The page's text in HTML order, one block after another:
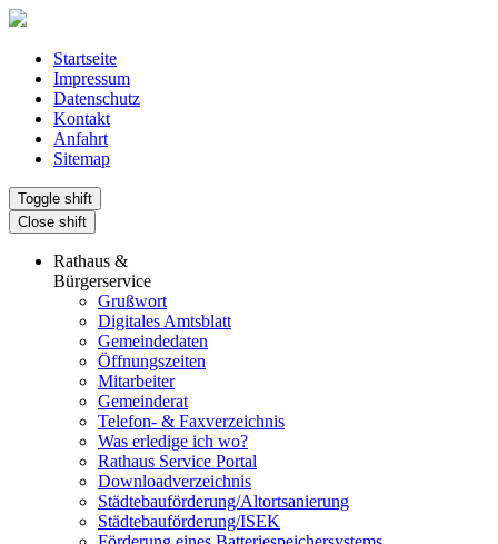
Startseite
Impressum
Datenschutz
Kontakt
Anfahrt
Sitemap
Toggle shift
Close shift
Rathaus &
Bürgerservice
Grußwort
Digitales Amtsblatt
Gemeindedaten
Öffnungszeiten
Mitarbeiter
Gemeinderat
Telefon- & Faxverzeichnis
Was erledige ich wo?
Rathaus Service Portal
Downloadverzeichnis
Städtebauförderung/Altortsanierung
Städtebauförderung/ISEK